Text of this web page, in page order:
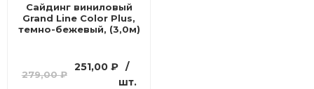
Сайдинг виниловый
Grand Line Color Plus,
темно-бежевый, (3,0м)
279,00₽
Первоначальная
251,00 ₽
Текущая/
шт.